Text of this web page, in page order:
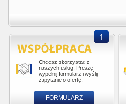
Chcesz skorzystać z
naszych usług. Proszę
wypełnij formularz i wyślij
zapytanie o ofertę.
FORMULARZ